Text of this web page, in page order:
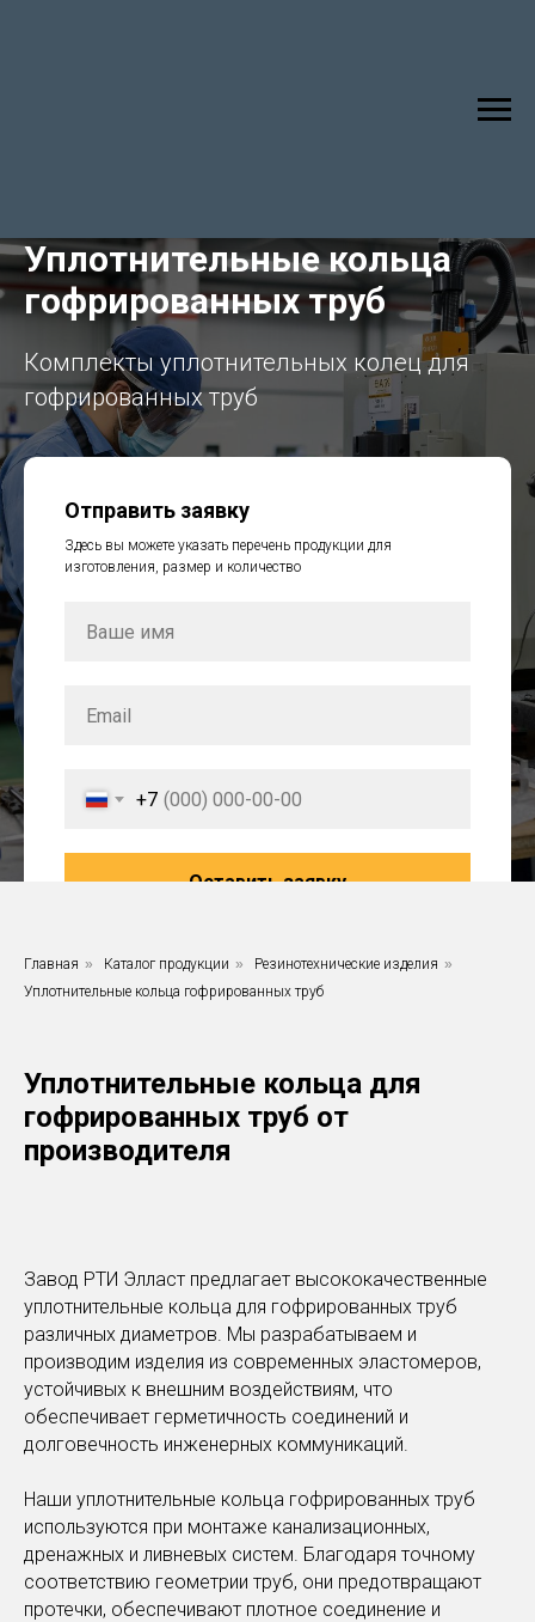
Уплотнительные кольца
гофрированных труб
Комплекты уплотнительных колец для
гофрированных труб
Отправить заявку
Здесь вы можете указать перечень продукции для
изготовления, размер и количество
+7
Оставить заявку
обработку персональных данных
Главная » Каталог продукции » Резинотехнические изделия »
Уплотнительные кольца гофрированных труб
Уплотнительные кольца для
гофрированных труб от
производителя
Завод РТИ Элласт предлагает высококачественные
уплотнительные кольца для гофрированных труб
различных диаметров. Мы разрабатываем и
производим изделия из современных эластомеров,
устойчивых к внешним воздействиям, что
обеспечивает герметичность соединений и
долговечность инженерных коммуникаций.
Наши уплотнительные кольца гофрированных труб
используются при монтаже канализационных,
дренажных и ливневых систем. Благодаря точному
соответствию геометрии труб, они предотвращают
протечки, обеспечивают плотное соединение и